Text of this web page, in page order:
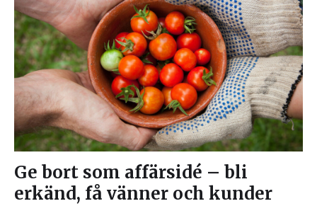
Ge bort som affärsidé – bli
erkänd, få vänner och kunder